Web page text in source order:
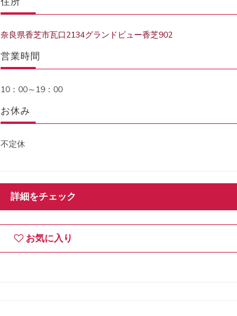
奈良県香芝市瓦口2134グランドビュー香芝902
営業時間
10：00～19：00
お休み
不定休
詳細をチェック
お気に入り